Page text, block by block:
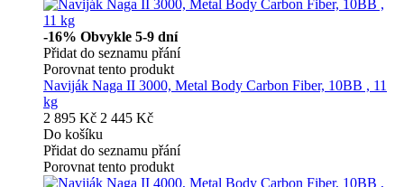
-16% Obvykle 5-9 dní
Přidat do seznamu přání
Porovnat tento produkt
Naviják Naga II 3000, Metal Body Carbon Fiber, 10BB , 11
kg
2 895 Kč 2 445 Kč
Do košíku
Přidat do seznamu přání
Porovnat tento produkt